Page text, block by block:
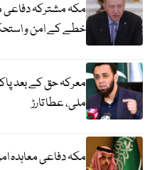
مکہ مشترکہ
خطے کے امن و
معرکہ حق کے بعد
ملی، عطا تارڑ
مکہ دفاعی معاہدہ